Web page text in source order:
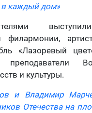
в каждый дом»
филармонии,
«Лазоревый
и культуры.
и Владимир
Отечества на